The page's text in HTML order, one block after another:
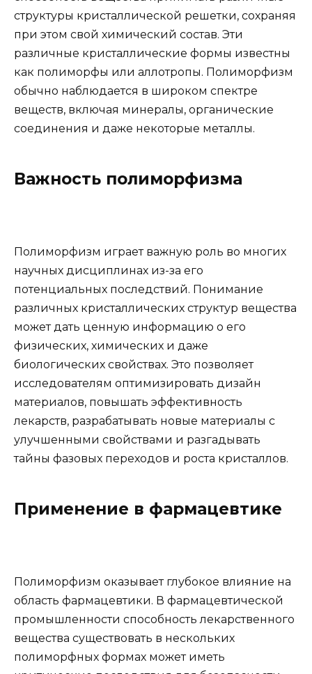
структуры кристаллической решетки, сохраняя
при этом свой химический состав. Эти
различные кристаллические формы известны
как полиморфы или аллотропы. Полиморфизм
обычно наблюдается в широком спектре
веществ, включая минералы, органические
соединения и даже некоторые металлы.
Важность полиморфизма
Полиморфизм играет важную роль во многих
научных дисциплинах из-за его
потенциальных последствий. Понимание
различных кристаллических структур вещества
может дать ценную информацию о его
физических, химических и даже
биологических свойствах. Это позволяет
исследователям оптимизировать дизайн
материалов, повышать эффективность
лекарств, разрабатывать новые материалы с
улучшенными свойствами и разгадывать
тайны фазовых переходов и роста кристаллов.
Применение в фармацевтике
Полиморфизм оказывает глубокое влияние на
область фармацевтики. В фармацевтической
промышленности способность лекарственного
вещества существовать в нескольких
полиморфных формах может иметь